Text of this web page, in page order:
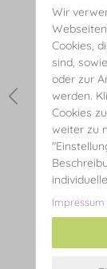
Wir
Cookies,
sind,
oder zur
werden.
Cookies
weiter zu
Impressum